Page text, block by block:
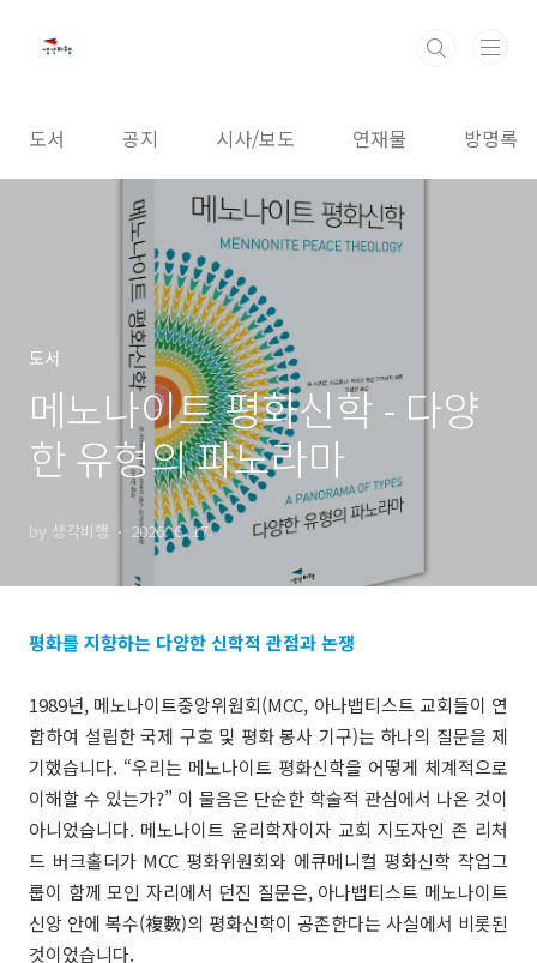
도서 공지 시사/보도 연재물 방명록
도서
메노나이트 평화신학 - 다양
한 유형의 파노라마
by 생각비행 2026. 6. 17.
평화를 지향하는 다양한 신학적 관점과 논쟁
1989년, 메노나이트중앙위원회(MCC, 아나뱁티스트 교회들이 연
합하여 설립한 국제 구호 및 평화 봉사 기구)는 하나의 질문을 제
기했습니다. “우리는 메노나이트 평화신학을 어떻게 체계적으로
이해할 수 있는가?” 이 물음은 단순한 학술적 관심에서 나온 것이
아니었습니다. 메노나이트 윤리학자이자 교회 지도자인 존 리처
드 버크홀더가 MCC 평화위원회와 에큐메니컬 평화신학 작업그
룹이 함께 모인 자리에서 던진 질문은, 아나뱁티스트 메노나이트
신앙 안에 복수(複數)의 평화신학이 공존한다는 사실에서 비롯된
것이었습니다.